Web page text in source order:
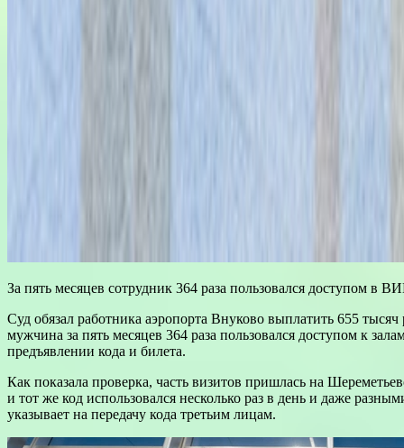
За пять месяцев сотрудник 364 раза пользовался доступом в
Суд обязал работника аэропорта Внуково выплатить 655
мужчина за пять месяцев 364 раза пользовался доступом к
предъявлении кода и билета.
Как показала проверка, часть визитов пришлась на
и тот же код использовался несколько раз в день и даже
указывает на передачу кода третьим лицам.